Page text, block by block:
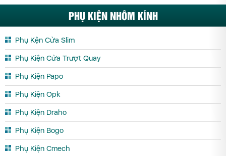
PHỤ KIỆN NHÔM KÍNH
Phụ Kện Cửa Slim
Phụ Kiện Cửa Trượt Quay
Phụ Kiện Papo
Phụ Kiện Opk
Phụ Kiện Draho
Phụ Kiện Bogo
Phụ Kiện Cmech